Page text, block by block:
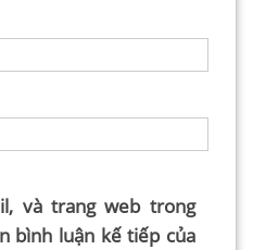
và trang web trong
bình luận kế tiếp của